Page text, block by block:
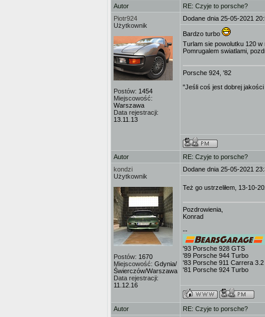
Autor
RE: Czyje to porsche?
Piotr924
Użytkownik
Postów: 1454
Miejscowość:
Warszawa
Data rejestracji:
13.11.13
Dodane dnia 25-05-2021
Bardzo turbo
Turlam sie powolutku 120
Pomrugalem swiatlami,
Porsche 924, '82
"Jeśli coś jest dobrej
Autor
RE: Czyje to porsche?
kondzi
Użytkownik
Postów: 1670
Miejscowość: Gdynia/
Świerczów/Warszawa
Data rejestracji:
11.12.16
Dodane dnia 25-05-2021
Też go ustrzeliłem, 13-10-
Pozdrowienia,
Konrad
--
'93 Porsche 928 GTS
'89 Porsche 944 Turbo
'83 Porsche 911 Carrera 3.2
'81 Porsche 924 Turbo
Autor
RE: Czyje to porsche?